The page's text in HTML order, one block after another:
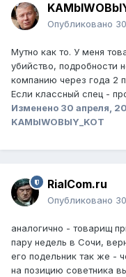
Опубликовано
Мутно как то. У меня
убийство, подробности
компанию через года 2
Если классный спец -
Изменено 30 апреля,
KAMblWOBblY_KOT
RialCom.ru
Опубликовано
аналогично - товарищ
пару недель в Сочи,
его подельник так же -
на позицию советника